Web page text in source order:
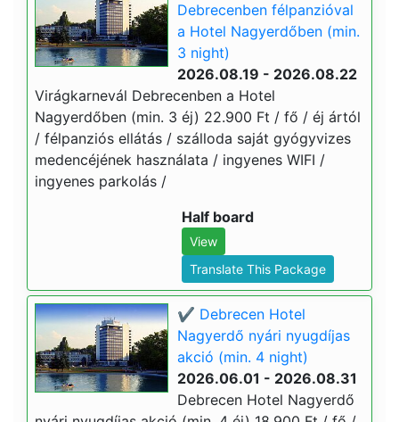
Debrecenben félpanzióval
a Hotel Nagyerdőben (min.
3 night)
2026.08.19 - 2026.08.22
Virágkarnevál Debrecenben a Hotel
Nagyerdőben (min. 3 éj) 22.900 Ft / fő / éj ártól
/ félpanziós ellátás / szálloda saját gyógyvizes
medencéjének használata / ingyenes WIFI /
ingyenes parkolás /
Half board
View
Translate This Package
✔️ Debrecen Hotel
Nagyerdő nyári nyugdíjas
akció (min. 4 night)
2026.06.01 - 2026.08.31
Debrecen Hotel Nagyerdő